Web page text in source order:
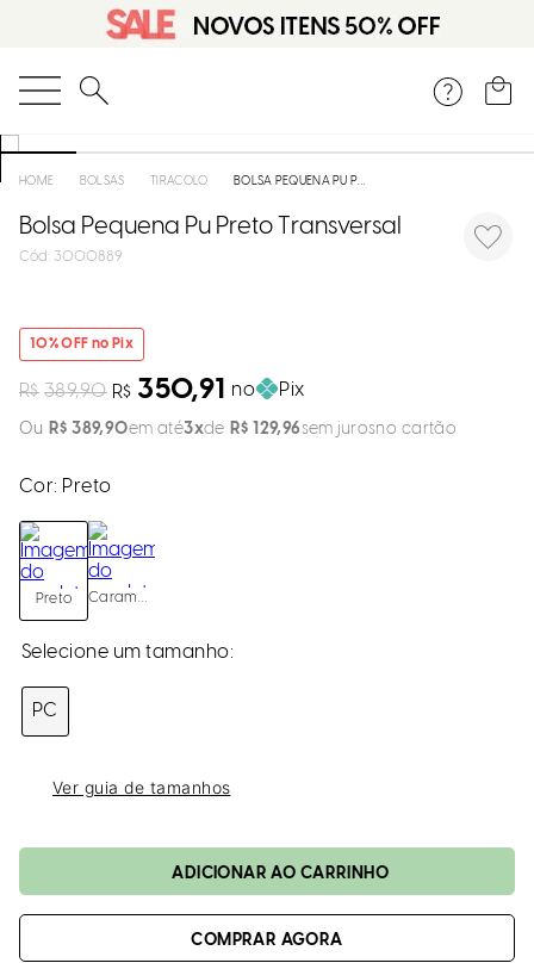
O que você está procurando?
BOLSAS TIRACOLO BOLSA PEQUENA PU PRETO TRANSVERSAL
Bolsa Pequena Pu Preto Transversal
: 3000889
10% OFF no Pix
R$ 389,90 R$ 350,91 no Pix
R$ 389,90em até3 R$ 129,96sem juros
Cor: Preto
Preto Caramelo
PC
Ver guia de tamanhos
ADICIONAR AO CARRINHO